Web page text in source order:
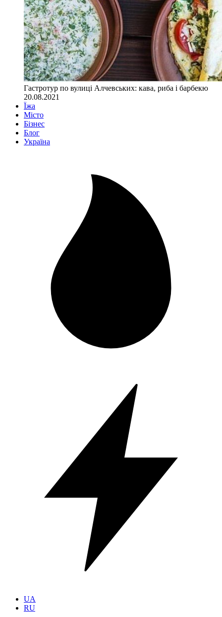
Гастротур по вулиці Алчевських: кава, риба і барбекю
20.08.2021
Їжа
Місто
Бізнес
Блог
Україна
UA
RU